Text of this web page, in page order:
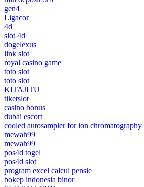
gen4
Ligacor
4d
slot 4d
dogelexus
link slot
royal casino game
toto slot
toto slot
KITAJITU
tiketslot
casino bonus
dubai escort
cooled autosampler for ion chromatography
mewah99
mewah99
pos4d togel
pos4d slot
program excel calcul pensie
bokep indonesia binor